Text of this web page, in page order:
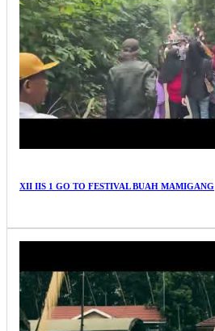
XII IIS 1 GO TO FESTIVAL BUAH MAMIGANG